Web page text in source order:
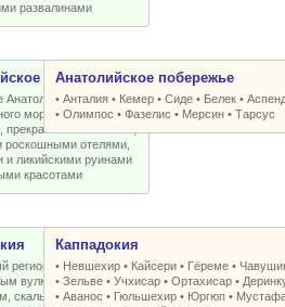
развалинами
побережье
Анатолийской бухты
моря с отличными
прекрасными пляжами,
роскошными отелями,
и ликийскими руинами
красотами
Анатолийское побережье
•Анталия • Кемер •Сиде • Белек •
•Олимпос •Фазелис • Мерсин •Тарсус
регион Турции с
вулканическим
скальными церквями,
Каппадокия
• Невшехир • Кайсери • Гёреме •
•Зельве •Учхисар •Ортахисар •
•Аванос • Гюльшехир • Юргюп •